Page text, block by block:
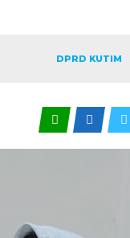
DPRD KUTIM